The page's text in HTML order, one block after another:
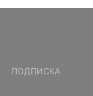
ПОДПИСКА